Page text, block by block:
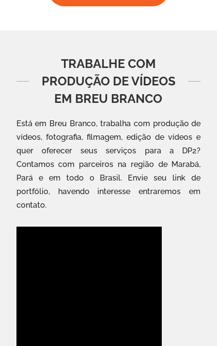
TRABALHE COM
PRODUÇÃO DE VÍDEOS
EM BREU BRANCO
Está em Breu Branco, trabalha com produção de
vídeos, fotografia, filmagem, edição de vídeos e
quer oferecer seus serviços para a DP2?
Contamos com parceiros na região de Marabá,
Pará e em todo o Brasil. Envie seu link de
portfólio, havendo interesse entraremos em
contato.